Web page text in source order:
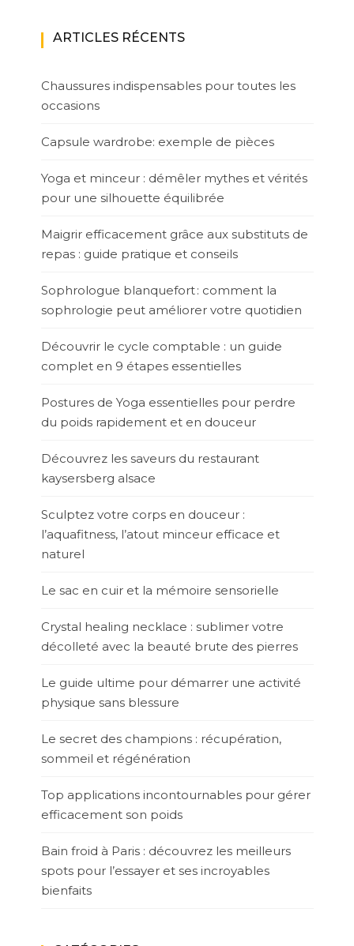
ARTICLES RÉCENTS
Chaussures indispensables pour toutes les
occasions
Capsule wardrobe: exemple de pièces
Yoga et minceur : démêler mythes et vérités
pour une silhouette équilibrée
Maigrir efficacement grâce aux substituts de
repas : guide pratique et conseils
Sophrologue blanquefort : comment la
sophrologie peut améliorer votre quotidien
Découvrir le cycle comptable : un guide
complet en 9 étapes essentielles
Postures de Yoga essentielles pour perdre
du poids rapidement et en douceur
Découvrez les saveurs du restaurant
kaysersberg alsace
Sculptez votre corps en douceur :
l’aquafitness, l’atout minceur efficace et
naturel
Le sac en cuir et la mémoire sensorielle
Crystal healing necklace : sublimer votre
décolleté avec la beauté brute des pierres
Le guide ultime pour démarrer une activité
physique sans blessure
Le secret des champions : récupération,
sommeil et régénération
Top applications incontournables pour gérer
efficacement son poids
Bain froid à Paris : découvrez les meilleurs
spots pour l’essayer et ses incroyables
bienfaits